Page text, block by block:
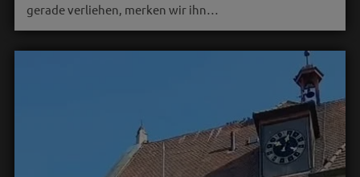
gerade verliehen, merken wir ihn…